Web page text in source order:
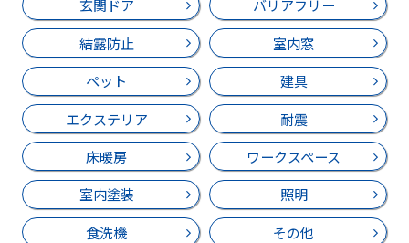
玄関ドア
バリアフリー
結露防止
室内窓
ペット
建具
エクステリア
耐震
床暖房
ワークスペース
室内塗装
照明
食洗機
その他